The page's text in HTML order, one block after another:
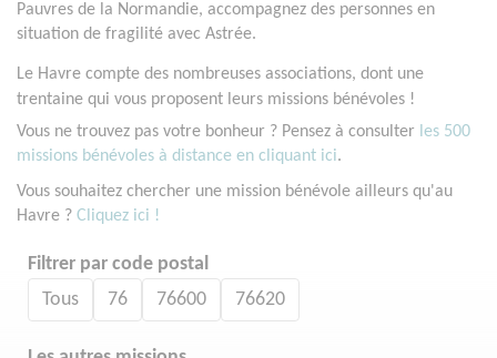
Pauvres de la Normandie, accompagnez des personnes en
situation de fragilité avec Astrée.
Le Havre compte des nombreuses associations, dont une
trentaine qui vous proposent leurs missions bénévoles !
Vous ne trouvez pas votre bonheur ? Pensez à consulter les 500
missions bénévoles à distance en cliquant ici.
Vous souhaitez chercher une mission bénévole ailleurs qu'au
Havre ? Cliquez ici !
Filtrer par code postal
Tous 76 76600 76620